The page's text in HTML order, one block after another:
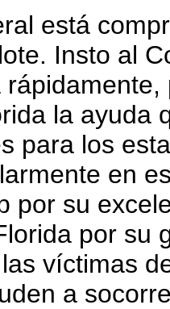
está
Insto al
la ayuda
para los
en
por su
por su
víctimas
a